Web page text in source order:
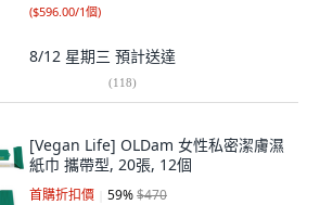
($596.00/1個)
8/12 星期三 預計送達
(118)
[Vegan Life] OLDam 女性私密潔膚濕
紙巾 攜帶型, 20張, 12個
首購折扣價 59%$470